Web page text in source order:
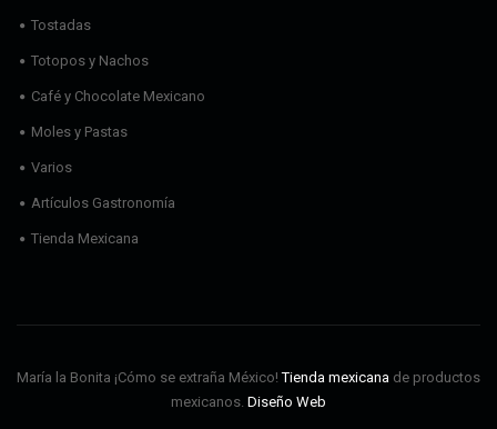
Tostadas
Totopos y Nachos
Café y Chocolate Mexicano
Moles y Pastas
Varios
Artículos Gastronomía
Tienda Mexicana
María la Bonita ¡Cómo se extraña México!Tienda mexicana de productos
mexicanos. Diseño Web